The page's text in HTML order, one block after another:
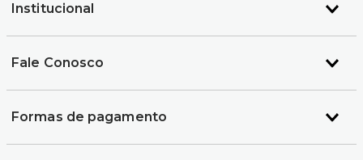
Institucional
Fale Conosco
Formas de pagamento